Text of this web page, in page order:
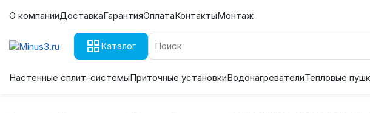
О компанииДоставкаГарантияОплатаКонтактыМонтаж
Каталог
Настенные сплит-системыПриточные установкиВодонагревателиТепловые